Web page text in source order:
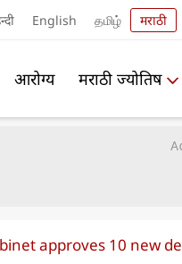
English தமிழ் मराठी
आरोग्य मराठी ज्योतिष
approves 10 new